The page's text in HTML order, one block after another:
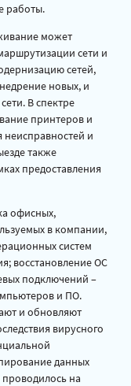
работы.
может
сети и
сетей,
новых, и
В спектре
принтеров и
и
также
предоставления
офисных,
в компании,
систем
восстановление ОС
подключений –
и ПО.
и обновляют
вирусного
данных
на